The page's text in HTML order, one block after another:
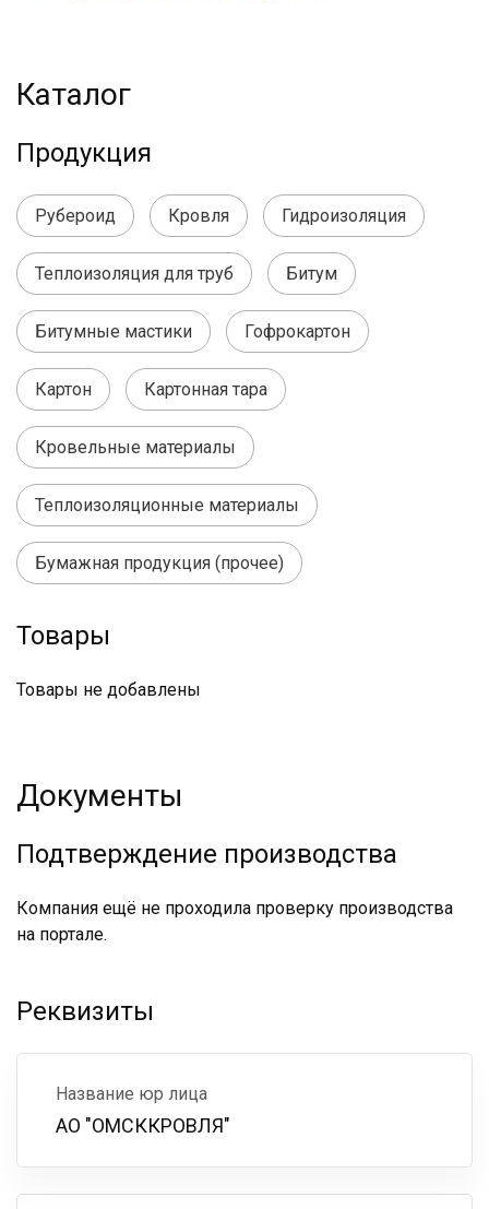
Каталог
Продукция
Рубероид Кровля Гидроизоляция
Теплоизоляция для труб Битум
Битумные мастики Гофрокартон
Картон Картонная тара
Кровельные материалы
Теплоизоляционные материалы
Бумажная продукция (прочее)
Товары
Товары не добавлены
Документы
Подтверждение производства
Компания ещё не проходила проверку производства
на портале.
Реквизиты
Название юр лица
АО "ОМСККРОВЛЯ"